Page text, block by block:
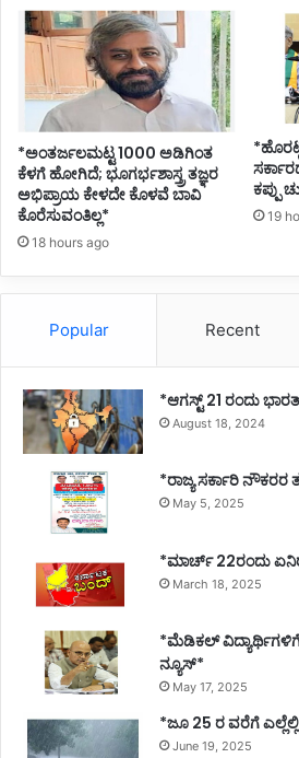
*ಅಂತರ್ಜಲಮಟ್ಟ 1000 ಅಡಿಗಿಂತ
ಕೆಳಗೆ ಹೋಗಿದೆ; ಭೂಗರ್ಭಶಾಸ್ತ್ರ ತಜ್ಞರ
ಅಭಿಪ್ರಾಯ ಕೇಳದೇ ಕೊಳವೆ ಬಾವಿ
ಕೊರೆಸುವಂತಿಲ್ಲ*
18 hours ago
ಕಪ್ಪು
19
Popular Recent
*ಆಗಸ್ಟ್ 21 ರಂದು
August 18, 2024
*ರಾಜ್ಯ ಸರ್ಕಾರಿ ನೌಕರರ
May 5, 2025
*ಮಾರ್ಚ್ 22ರಂದು
March 18, 2025
*ಮೆಡಿಕಲ್ ವಿದ್ಯಾರ್ಥಿಗಳಿಗೆ
ನ್ಯೂಸ್*
May 17, 2025
*ಜೂ 25 ರ ವರೆಗೆ
June 19, 2025